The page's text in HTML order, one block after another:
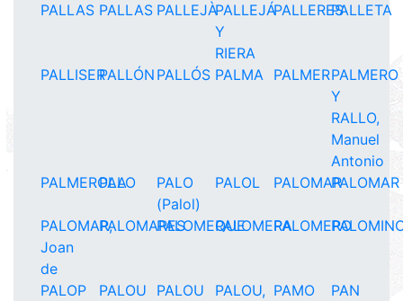
PALLAS PALLAS PALLEJÀPALLEJÁ
Y
RIERA
PALLERESPALLETA
PALLISERPALLÓN PALLÓS PALMA PALMERPALMERO
Y
RALLO,
Manuel
Antonio
PALMEROLA
PALO
PALO
(Palol)
PALOL PALOMARPALOMAR
PALOMAR,
Joan
de
PALOMARESPALOMEQUEPALOMERAPALOMERO
PALOP PALOU
PALOU
PALOU, PAMO
PAN